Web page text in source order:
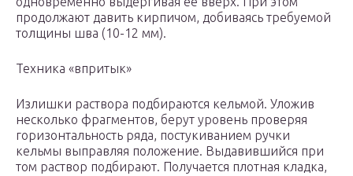
продолжают давить кирпичом, добиваясь требуемой
толщины шва (10-12 мм).
Техника «впритык»
Излишки раствора подбираются кельмой. Уложив
несколько фрагментов, берут уровень проверяя
горизонтальность ряда, постукиванием ручки
кельмы выправляя положение. Выдавившийся при
том раствор подбирают. Получается плотная кладка,